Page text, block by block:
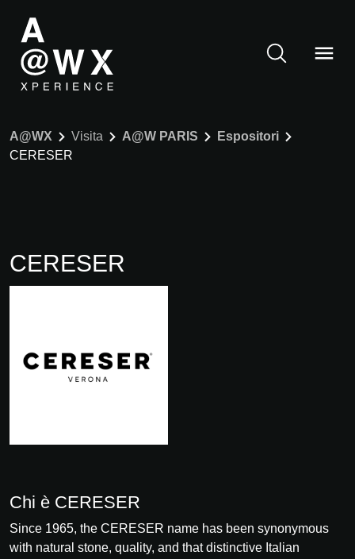
A@WX Visita A@W PARIS
Espositori
CERESER
CERESER
Chi è CERESER
Since 1965, the CERESER name has been synonymous
with natural stone, quality, and that distinctive Italian